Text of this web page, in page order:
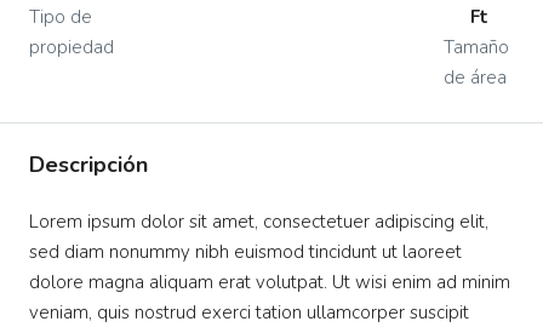
Tipo de
propiedad
Ft
Tamaño
de área
Descripción
Lorem ipsum dolor sit amet, consectetuer adipiscing elit,
sed diam nonummy nibh euismod tincidunt ut laoreet
dolore magna aliquam erat volutpat. Ut wisi enim ad minim
veniam, quis nostrud exerci tation ullamcorper suscipit